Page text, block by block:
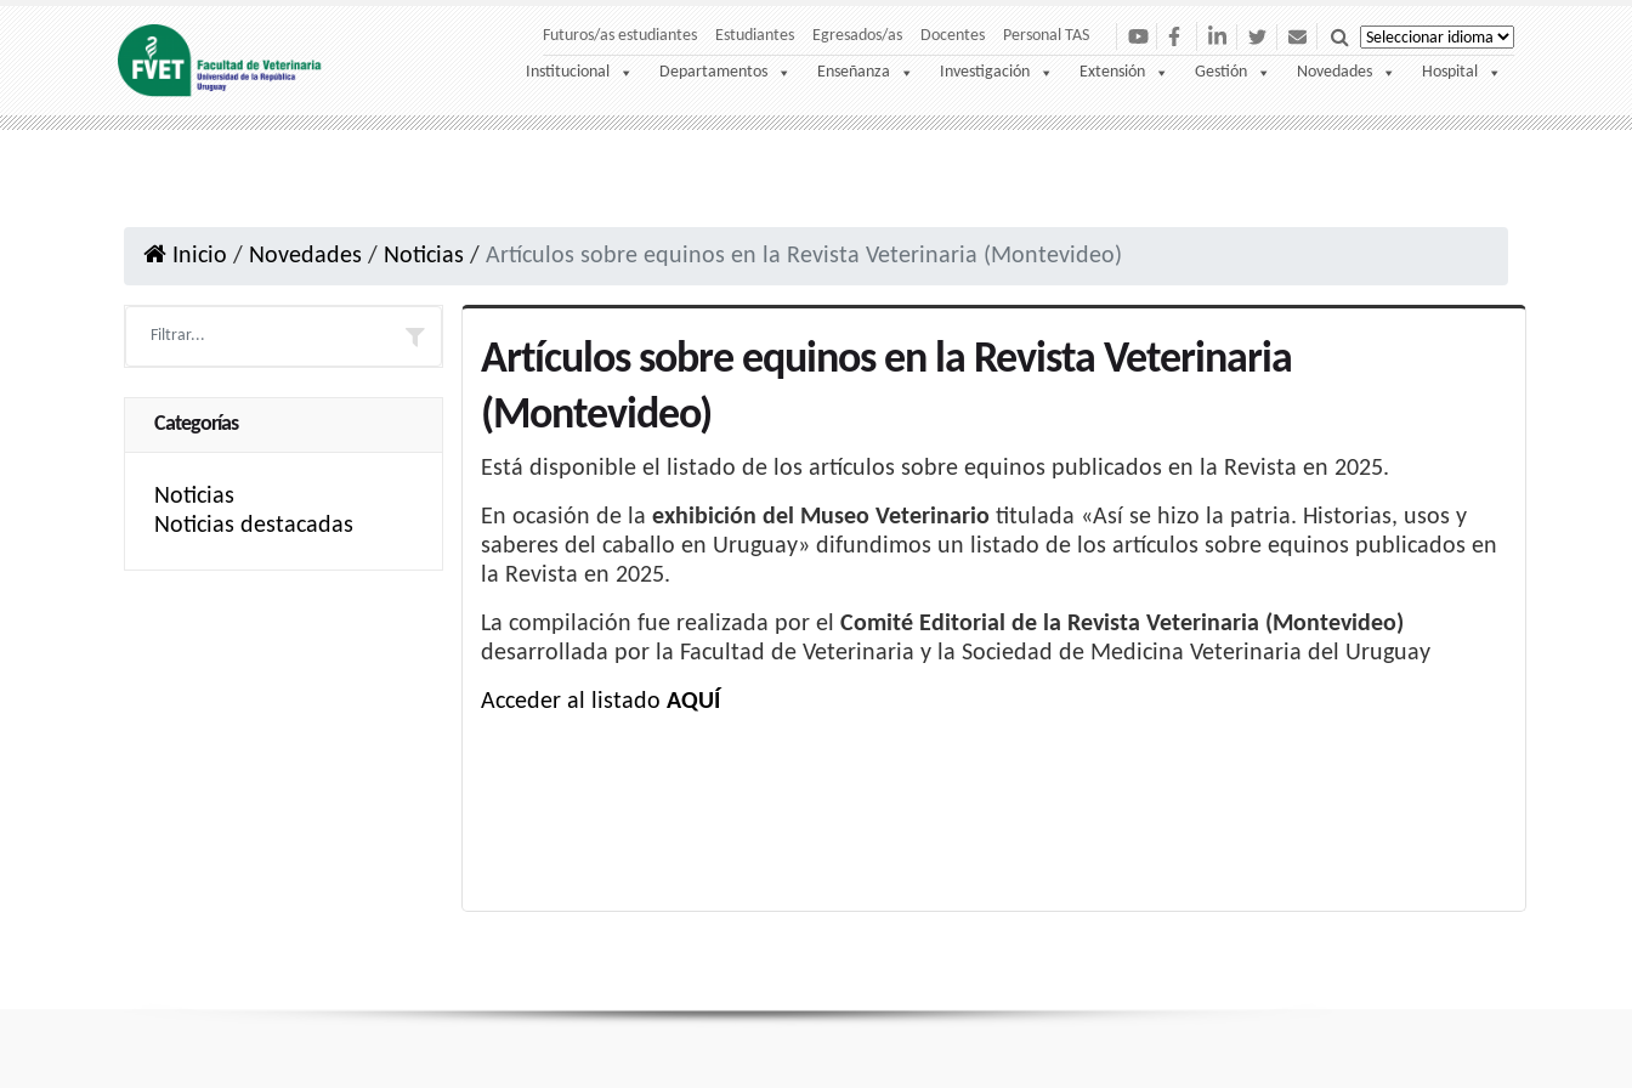
Futuros/as estudiantes Estudiantes Egresados/as Docentes Personal TAS
Institucional Departamentos Enseñanza Investigación Extensión Gestión Novedades Hospital
Inicio / Novedades / Noticias / Artículos sobre equinos en la Revista Veterinaria (Montevideo)
Categorías
Noticias
Noticias destacadas
Artículos sobre equinos en la Revista Veterinaria
(Montevideo)
Está disponible el listado de los artículos sobre equinos publicados en la Revista en 2025.
En ocasión de la exhibición del Museo Veterinario titulada «Así se hizo la patria. Historias, usos y
saberes del caballo en Uruguay» difundimos un listado de los artículos sobre equinos publicados en
la Revista en 2025.
La compilación fue realizada por el Comité Editorial de la Revista Veterinaria (Montevideo)
desarrollada por la Facultad de Veterinaria y la Sociedad de Medicina Veterinaria del Uruguay
Acceder al listado AQUÍ